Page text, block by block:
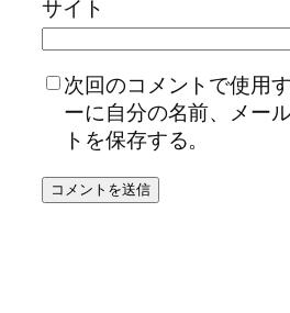
サイト
次回のコメントで使用
ーに自分の名前、メー
トを保存する。